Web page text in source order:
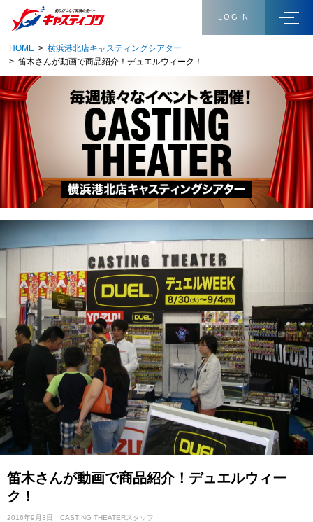
LOGIN
HOME >横浜港北店キャスティングシアター
> 笛木さんが動画で商品紹介！デュエルウィーク！
笛木さんが動画で商品紹介！デュエルウィー
ク！
2016年9月3日 CASTING THEATERスタッフ